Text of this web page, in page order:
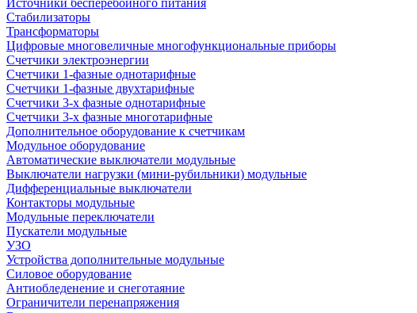
Источники бесперебойного питания
Стабилизаторы
Трансформаторы
Цифровые многовеличные многофункциональные приборы
Счетчики электроэнергии
Счетчики 1-фазные однотарифные
Счетчики 1-фазные двухтарифные
Счетчики 3-х фазные однотарифные
Счетчики 3-х фазные многотарифные
Дополнительное оборудование к счетчикам
Модульное оборудование
Автоматические выключатели модульные
Выключатели нагрузки (мини-рубильники) модульные
Дифференциальные выключатели
Контакторы модульные
Модульные переключатели
Пускатели модульные
УЗО
Устройства дополнительные модульные
Силовое оборудование
Антиобледенение и снеготаяние
Ограничители перенапряжения